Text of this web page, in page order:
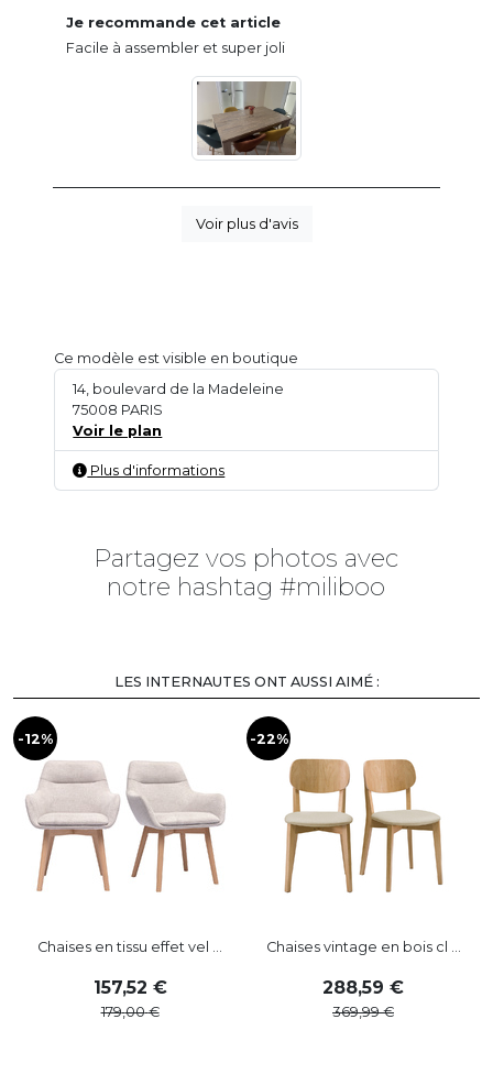
Je recommande cet article
Facile à assembler et super joli
Voir plus d'avis
Ce modèle est visible en boutique
14, boulevard de la Madeleine
75008 PARIS
Voir le plan
Plus d'informations
Partagez vos photos avec
notre hashtag #miliboo
LES INTERNAUTES ONT AUSSI AIMÉ :
-12%
Chaises en tissu effet vel ...
157,52
179,00
-22%
Chaises vintage en bois cl ...
288,59
369,99